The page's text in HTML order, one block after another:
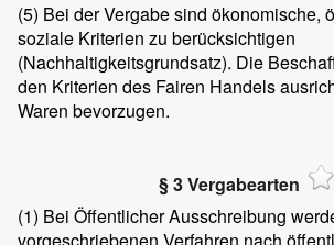
(5) Bei der Vergabe sind ökonomische,
soziale Kriterien zu berücksichtigen
(Nachhaltigkeitsgrundsatz). Die
den Kriterien des Fairen Handels
Waren bevorzugen.
§ 3 Vergabearten
(1) Bei Öffentlicher Ausschreibung
vorgeschriebenen Verfahren nach